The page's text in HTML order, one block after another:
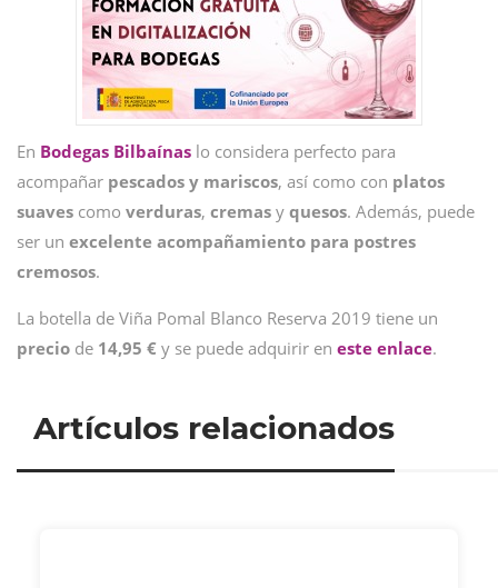
En Bodegas Bilbaínas lo considera perfecto para
acompañar pescados y mariscos, así como con platos
suaves como verduras, cremas y quesos. Además, puede
ser un excelente acompañamiento para postres
cremosos.
La botella de Viña Pomal Blanco Reserva 2019 tiene un
precio de 14,95 € y se puede adquirir en este enlace.
Artículos relacionados